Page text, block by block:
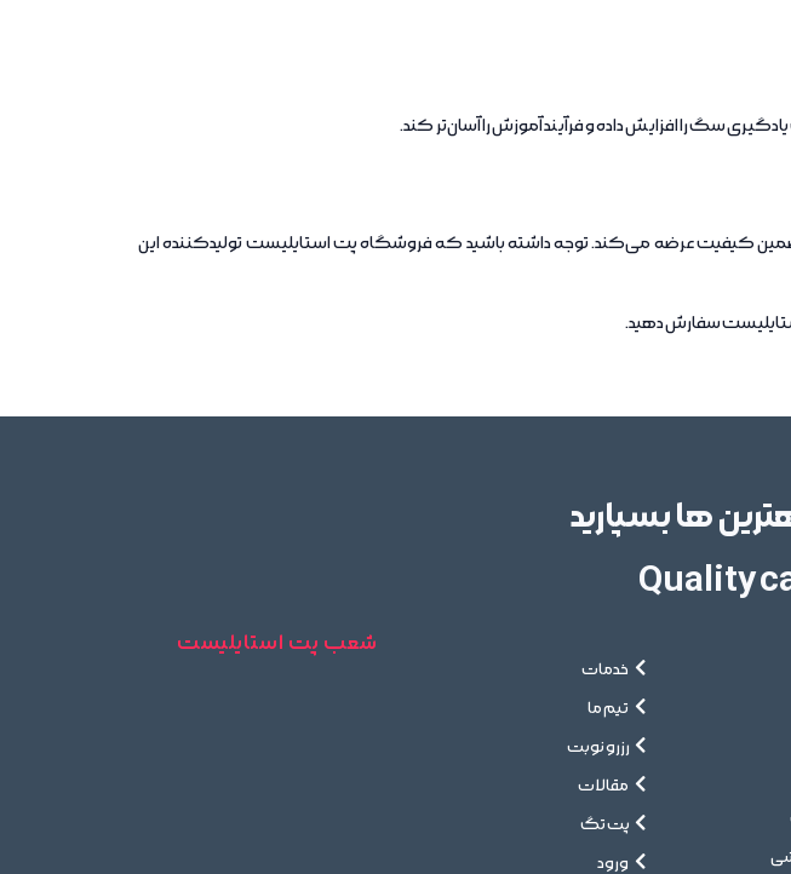
سگ را افزایش داده و فرآیند آموزش را آسان‌تر کند.
کیفیت عرضه می‌کند. توجه داشته باشید که فروشگاه پت استایلیست تولیدکننده این
سفارش دهید.
ها بسپارید
Quality
خدمات
تیم ما
رزرو نوبت
مقالات
پت تگ
ورود
شعب پت استایلیست